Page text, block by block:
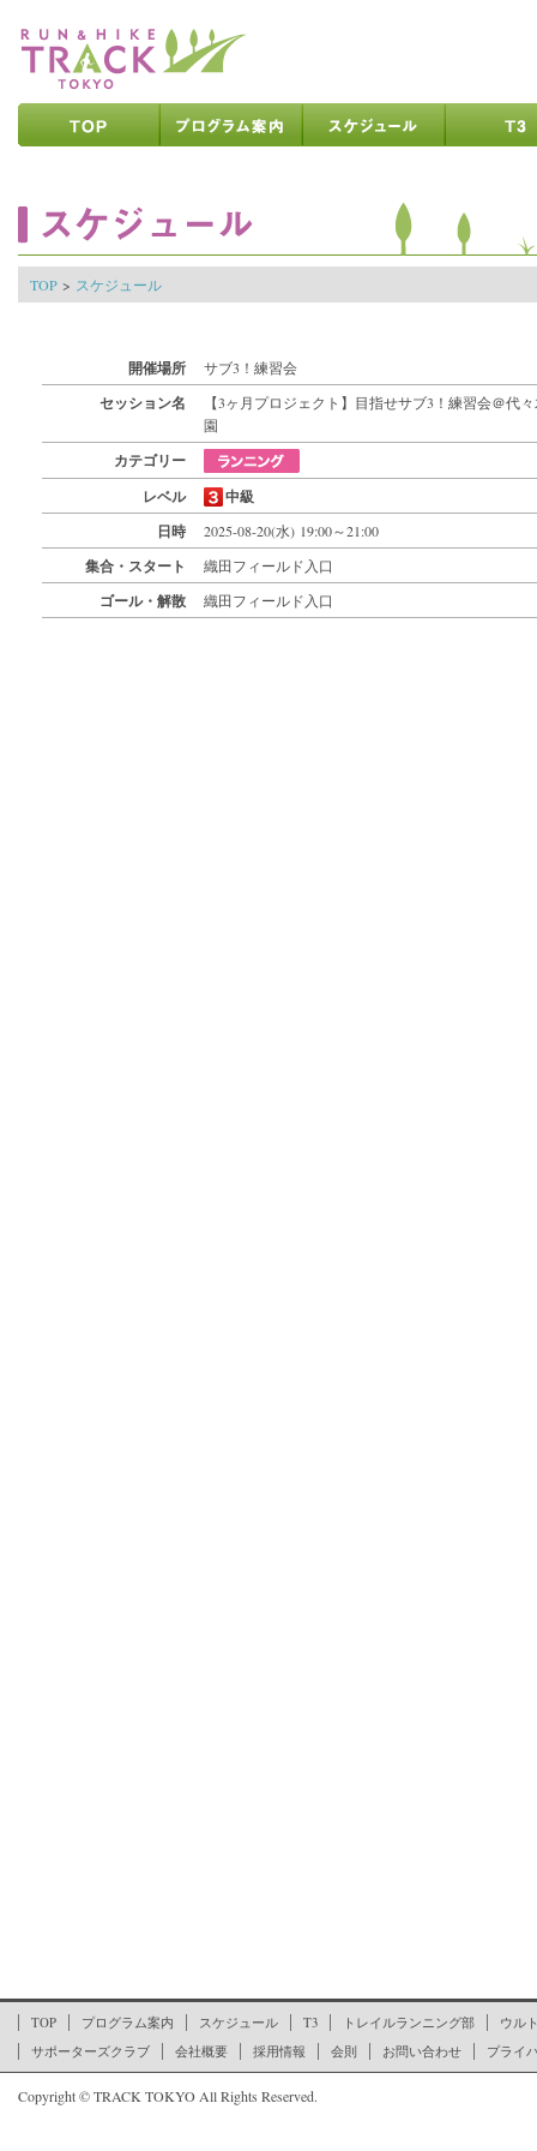
TOP > スケジュール
開催場所 サブ3！練習会
セッション名
【3ヶ月プロジェクト】目指せサブ3！練習会＠代
園
カテゴリー
レベル
中級
日時
2025-08-20(水) 19:00～21:00
集合・スタート 織田フィールド入口
ゴール・解散 織田フィールド入口
TOP プログラム案内 スケジュール T3 トレイルランニング部
ウル
サポーターズクラブ
会社概要 採用情報 会則 お問い合わせ プライ
Copyright © TRACK TOKYO All Rights Reserved.